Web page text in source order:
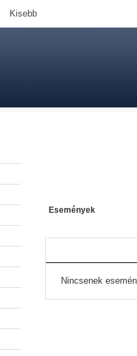
Kisebb
Események
Nincsenek